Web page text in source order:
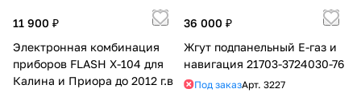
11 900 ₽
Электронная комбинация
приборов FLASH X-104 для
Калина и Приора до 2012 г.в
36 000 ₽
Жгут подпанельный Е-газ и
навигация 21703-3724030-76
Под заказАрт. 3227